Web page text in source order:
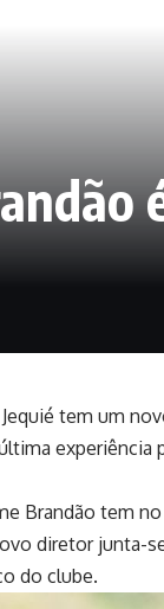
tem um
Brandão tem
diretor junta-
do clube.